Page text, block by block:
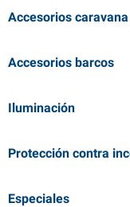
Accesorios
Accesorios barcos
Iluminación
Protección contra
Especiales